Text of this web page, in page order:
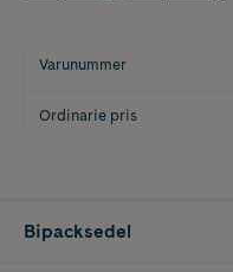
Varunummer
Ordinarie pris
Bipacksedel